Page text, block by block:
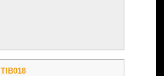
TIB018